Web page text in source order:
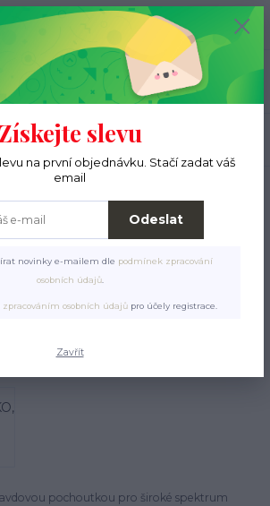
Menu
0 ks
0 Kč
a pamlsky Pamlsky
(80 g)
dóza 500 ml
(80 g)
pochoutkou pro široké spektrum
Získejte slevu
na první objednávku. Stačí zadat váš
email
Odeslat
novinky e-mailem dle podmínek zpracování
osobních údajů.
zpracováním osobních údajů pro účely registrace.
Zavřít